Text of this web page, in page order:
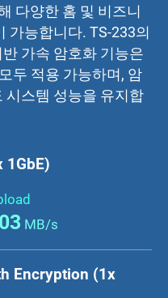
다양한 홈 및 비즈니
가능합니다. TS-233의
가속 암호화 기능은
두 적용 가능하며, 암
시스템 성능을 유지합
1GbE)
MB/s
Encryption (1x